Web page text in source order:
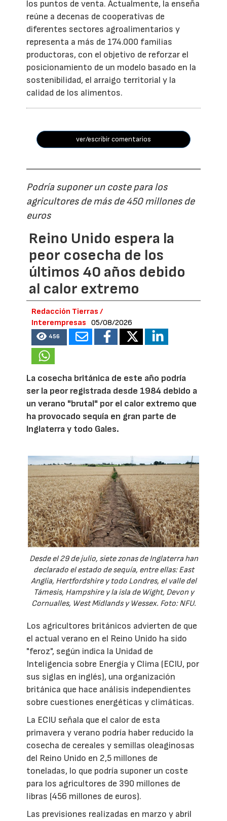
los puntos de venta. Actualmente, la enseña
reúne a decenas de cooperativas de
diferentes sectores agroalimentarios y
representa a más de 174.000 familias
productoras, con el objetivo de reforzar el
posicionamiento de un modelo basado en la
sostenibilidad, el arraigo territorial y la
calidad de los alimentos.
ver/escribir comentarios
Podría suponer un coste para los
agricultores de más de 450 millones de
euros
Reino Unido espera la
peor cosecha de los
últimos 40 años debido
al calor extremo
Redacción Tierras /
Interempresas
05/08/2026
456
La cosecha británica de este año podría
ser la peor registrada desde 1984 debido a
un verano "brutal" por el calor extremo que
ha provocado sequía en gran parte de
Inglaterra y todo Gales.
Desde el 29 de julio, siete zonas de Inglaterra han
declarado el estado de sequía, entre ellas: East
Anglia, Hertfordshire y todo Londres, el valle del
Támesis, Hampshire y la isla de Wight, Devon y
Cornualles, West Midlands y Wessex. Foto: NFU.
Los agricultores británicos advierten de que
el actual verano en el Reino Unido ha sido
"feroz", según indica la Unidad de
Inteligencia sobre Energía y Clima (ECIU, por
sus siglas en inglés), una organización
británica que hace análisis independientes
sobre cuestiones energéticas y climáticas.
La ECIU señala que el calor de esta
primavera y verano podría haber reducido la
cosecha de cereales y semillas oleaginosas
del Reino Unido en 2,5 millones de
toneladas, lo que podría suponer un coste
para los agricultores de 390 millones de
libras (456 millones de euros).
Las previsiones realizadas en marzo y abril